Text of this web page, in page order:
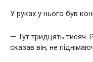
У руках у нього був
— Тут тридцять тисяч.
сказав він, не